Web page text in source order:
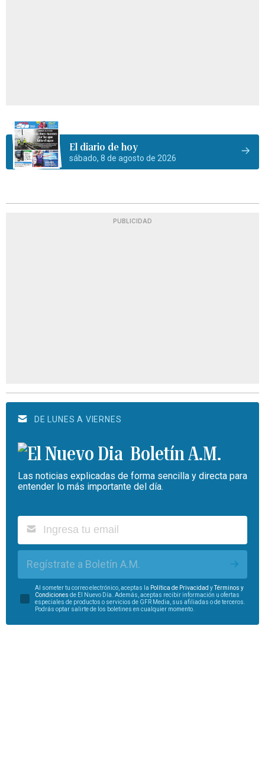
El diario de hoy
sábado, 8 de agosto de 2026
PUBLICIDAD
DE LUNES A VIERNES
Boletín A.M.
Las noticias explicadas de forma sencilla y directa para
entender lo más importante del día.
Regístrate a Boletín A.M.
Al someter tu correo electrónico, aceptas la Política de Privacidad yTérminos y
Condiciones de El Nuevo Día. Además, aceptas recibir información u ofertas
especiales de productos o servicios de GFR Media, sus afiliadas o de terceros.
Podrás optar salirte de los boletines en cualquier momento.